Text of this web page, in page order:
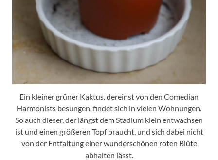
Ein kleiner grüner Kaktus, dereinst von den Comedian
Harmonists besungen, findet sich in vielen Wohnungen.
So auch dieser, der längst dem Stadium klein entwachsen
ist und einen größeren Topf braucht, und sich dabei nicht
von der Entfaltung einer wunderschönen roten Blüte
abhalten lässt.